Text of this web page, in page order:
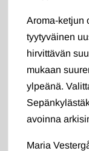
Aroma-ketjun
tyytyväinen
hirvittävän
mukaan
ylpeänä.
avoinna
Maria